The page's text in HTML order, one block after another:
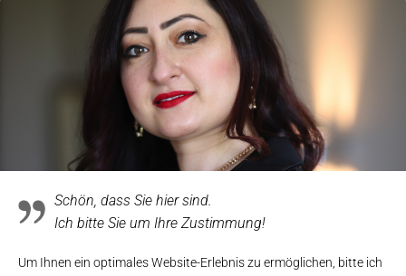
Schön, dass Sie hier sind.
Ich bitte Sie um Ihre Zustimmung!
Um Ihnen ein optimales Website-Erlebnis zu ermöglichen, bitte ich